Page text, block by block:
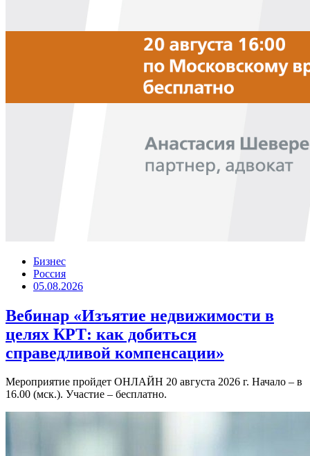
Бизнес
Россия
05.08.2026
Вебинар «Изъятие недвижимости в
целях КРТ: как добиться
справедливой компенсации»
Мероприятие пройдет ОНЛАЙН 20 августа 2026 г. Начало – в
16.00 (мск.). Участие – бесплатно.